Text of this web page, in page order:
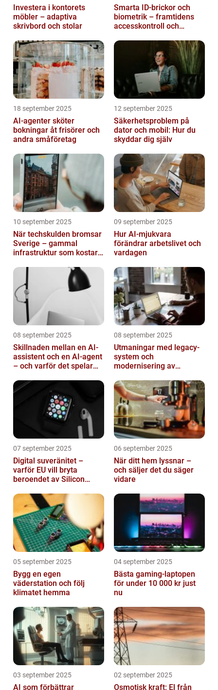
Investera i kontorets
möbler – adaptiva
skrivbord och stolar
Smarta ID-brickor och
biometrik – framtidens
accesskontroll och
18 september 2025
AI-agenter sköter
bokningar åt frisörer och
andra småföretag
12 september 2025
Säkerhetsproblem på
dator och mobil: Hur du
skyddar dig själv
10 september 2025
När techskulden bromsar
Sverige – gammal
infrastruktur som kostar
09 september 2025
Hur AI-mjukvara
förändrar arbetslivet och
vardagen
08 september 2025
Skillnaden mellan en AI-
assistent och en AI-agent
– och varför det spelar
08 september 2025
Utmaningar med legacy-
system och
modernisering av
07 september 2025
Digital suveränitet –
varför EU vill bryta
beroendet av Silicon
06 september 2025
När ditt hem lyssnar –
och säljer det du säger
vidare
05 september 2025
Bygg en egen
väderstation och följ
klimatet hemma
04 september 2025
Bästa gaming-laptopen
för under 10 000 kr just
nu
03 september 2025
AI som förbättrar
02 september 2025
Osmotisk kraft: El från